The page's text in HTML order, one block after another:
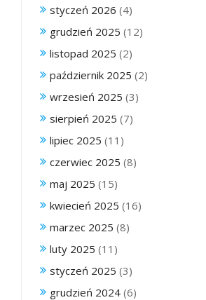
styczeń 2026 (4)
grudzień 2025 (12)
listopad 2025 (2)
październik 2025 (2)
wrzesień 2025 (3)
sierpień 2025 (7)
lipiec 2025 (11)
czerwiec 2025 (8)
maj 2025 (15)
kwiecień 2025 (16)
marzec 2025 (8)
luty 2025 (11)
styczeń 2025 (3)
grudzień 2024 (6)